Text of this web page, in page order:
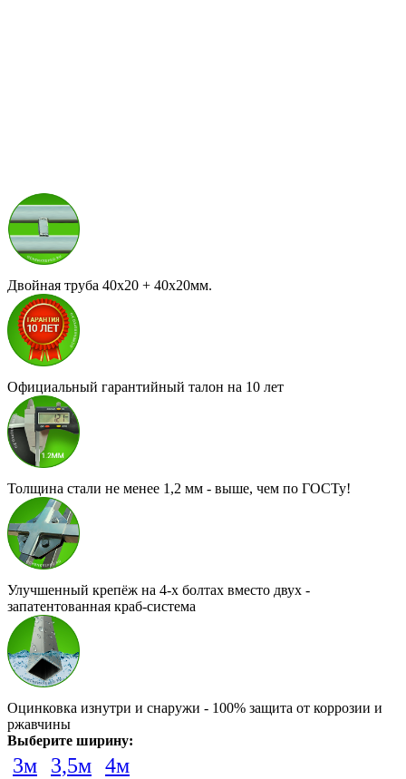
Двойная труба 40x20 + 40х20мм.
Официальный гарантийный талон на 10 лет
Толщина стали не менее 1,2 мм - выше, чем по ГОСТу!
Улучшенный крепёж на 4-х болтах вместо двух -
запатентованная краб-система
Оцинковка изнутри и снаружи - 100% защита от коррозии и
ржавчины
Выберите ширину:
3м 3,5м 4м